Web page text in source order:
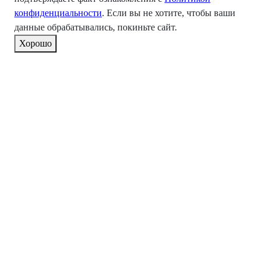
конфиденциальности. Если вы не хотите, чтобы ваши
данные обрабатывались, покиньте сайт.
Хорошо